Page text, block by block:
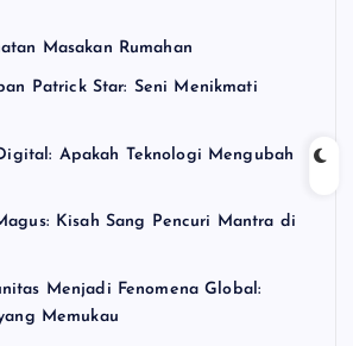
Masakan Rumahan
Patrick Star: Seni Menikmati
Apakah Teknologi Mengubah
Kisah Sang Pencuri Mantra di
Menjadi Fenomena Global:
Memukau